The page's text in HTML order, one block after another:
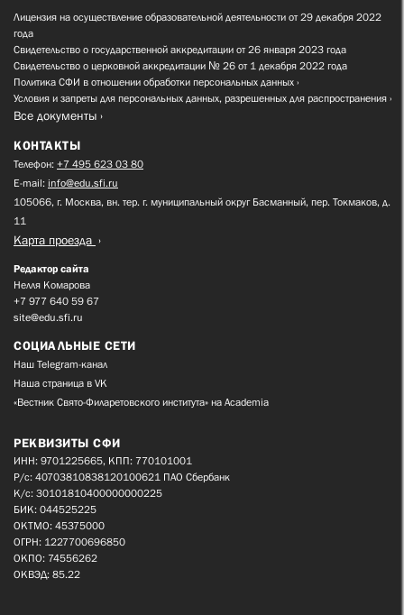
Лицензия на осуществление образовательной деятельности от 29 декабря 2022
года
Свидетельство о государственной аккредитации от 26 января 2023 года
Свидетельство о церковной аккредитации № 26 от 1 декабря 2022 года
Политика СФИ в отношении обработки персональных данных
Условия и запреты для персональных данных, разрешенных для распространения
Все документы
КОНТАКТЫ
Телефон: +7 495 623 03 80
E-mail: info@edu.sfi.ru
105066, г. Москва, вн. тер. г. муниципальный округ Басманный, пер. Токмаков, д.
11
Карта проезда
Редактор сайта
Нелля Комарова
+7 977 640 59 67
site@edu.sfi.ru
СОЦИАЛЬНЫЕ СЕТИ
Наш Telegram-канал
Наша страница в VK
«Вестник Свято-Филаретовского института» на Academia
РЕКВИЗИТЫ СФИ
ИНН: 9701225665, КПП: 770101001
Р/с: 40703810838120100621 ПАО Сбербанк
К/с: 30101810400000000225
БИК: 044525225
ОКТМО: 45375000
ОГРН: 1227700696850
ОКПО: 74556262
ОКВЭД: 85.22